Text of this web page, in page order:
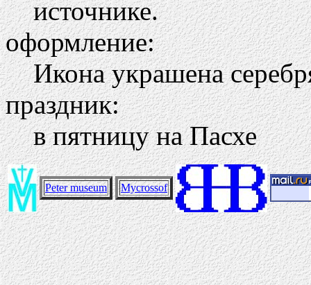
источнике.
оформление:
Икона украшена
праздник:
в пятницу на Пасхе
Peter museum Mycrossof